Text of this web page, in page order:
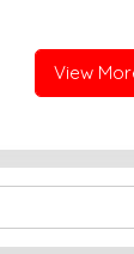
View